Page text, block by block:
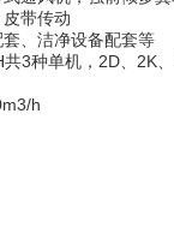
带传动
洁净设备配套等
共3种单机， 2D 2K
h